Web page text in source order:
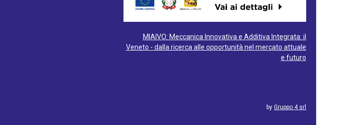
MIAIVO: Meccanica Innovativa e Additiva Integrata: il
Veneto - dalla ricerca alle opportunità nel mercato attuale
e futuro
by Gruppo 4 srl